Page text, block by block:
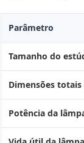
Parâmetro
Tamanho do
Dimensões totais
Potência da